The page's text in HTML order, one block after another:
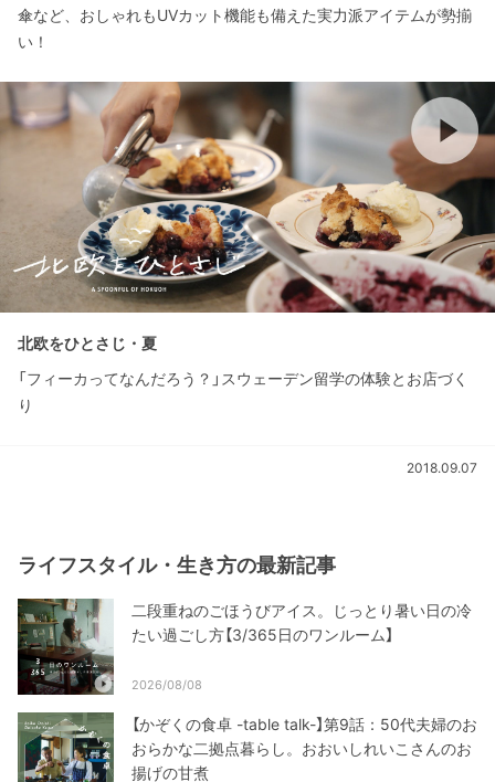
傘など、おしゃれもUVカット機能も備えた実力派アイテムが勢揃
い！
北欧をひとさじ・夏
「フィーカってなんだろう？」スウェーデン留学の体験とお店づく
り
2018.09.07
ライフスタイル・生き方の最新記事
二段重ねのごほうびアイス。じっとり暑い日の冷
たい過ごし方【3/365日のワンルーム】
2026/08/08
【かぞくの食卓 -table talk-】第9話：50代夫婦のお
おらかな二拠点暮らし。おおいしれいこさんのお
揚げの甘煮